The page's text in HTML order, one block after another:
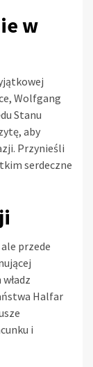
w
Wolfgang
Stanu
aby
Przynieśli
serdeczne
przede
Halfar
i